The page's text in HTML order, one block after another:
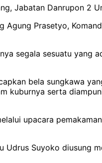
Jabatan Danrupon 2
Prasetyo,
segala sesuatu yang
bela sungkawa
kuburnya serta
upacara
Suyoko diusung